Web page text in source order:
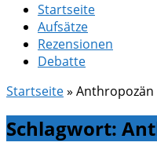
Startseite
Aufsätze
Rezensionen
Debatte
Startseite» Anthropozän
Schlagwort: